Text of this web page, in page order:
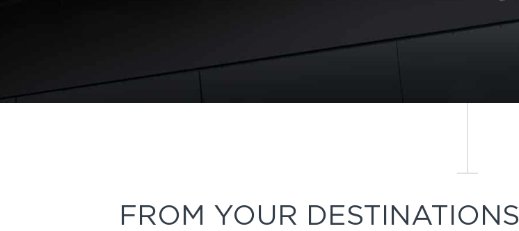
FROM YOUR DESTINATIONS